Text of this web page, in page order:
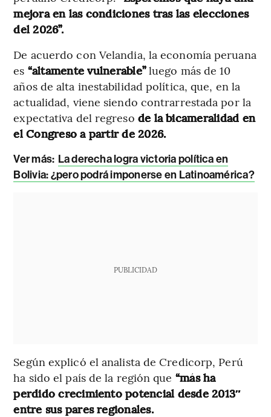
mejora en las condiciones tras las elecciones
del 2026”.
De acuerdo con Velandia, la economía peruana
es “altamente vulnerable”luego más de 10
años de alta inestabilidad política, que, en la
actualidad, viene siendo contrarrestada por la
expectativa del regreso de la bicameralidad en
el Congreso a partir de 2026.
Ver más: La derecha logra victoria política en
Bolivia: ¿pero podrá imponerse en Latinoamérica?
PUBLICIDAD
Según explicó el analista de Credicorp, Perú
ha sido el país de la región que “más ha
perdido crecimiento potencial desde 2013″
entre sus pares regionales.